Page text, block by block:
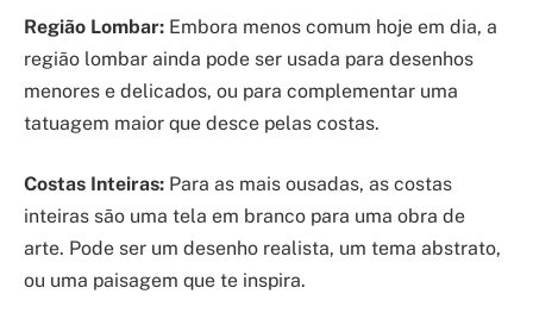
Região Lombar: Embora menos comum hoje em dia, a
região lombar ainda pode ser usada para desenhos
menores e delicados, ou para complementar uma
tatuagem maior que desce pelas costas.
Costas Inteiras: Para as mais ousadas, as costas
inteiras são uma tela em branco para uma obra de
arte. Pode ser um desenho realista, um tema abstrato,
ou uma paisagem que te inspira.